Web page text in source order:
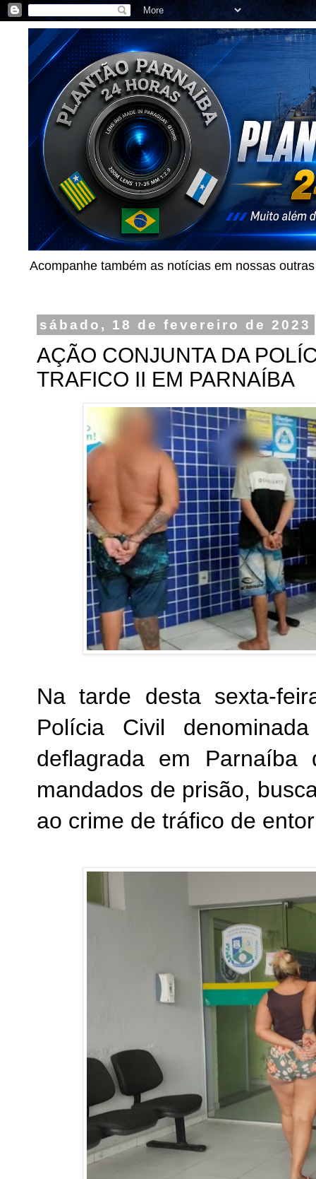
Acompanhe também as notícias em nossas
sábado, 18 de fevereiro de 2023
AÇÃO CONJUNTA DA
TRAFICO II EM PARNAÍBA
Na tarde desta sexta-
Polícia Civil
deflagrada em Parnaíba
mandados de prisão,
ao crime de tráfico de